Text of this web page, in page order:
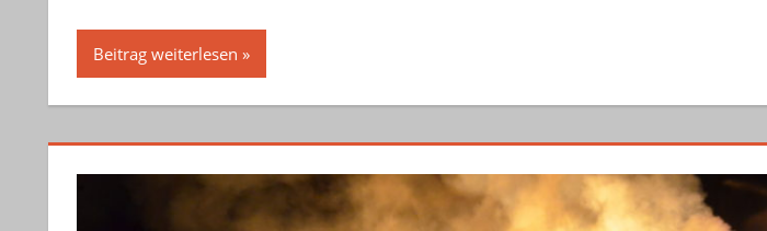
Beitrag weiterlesen